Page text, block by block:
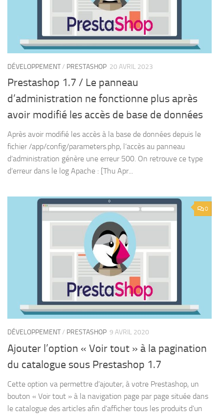
DÉVELOPPEMENT/ PRESTASHOP 20 AVRIL 2023
Prestashop 1.7 / Le panneau
d’administration ne fonctionne plus après
avoir modifié les accès de base de données
Après avoir modifié les accès à la base de données depuis le
fichier /app/config/parameters.php, l’accès au panneau
d’administration génère une erreur 500. On retrouve ce type
d’erreur dans le log Apache : [Thu Apr...
0
DÉVELOPPEMENT/ PRESTASHOP 9 AVRIL 2020
Ajouter l’option « Voir tout » à la pagination
du catalogue sous Prestashop 1.7
Cette option va permettre d’ajouter, à votre Prestashop, un
bouton « Voir tout » à la navigation page par page située dans
le catalogue des articles afin d’afficher tous les produits d’un